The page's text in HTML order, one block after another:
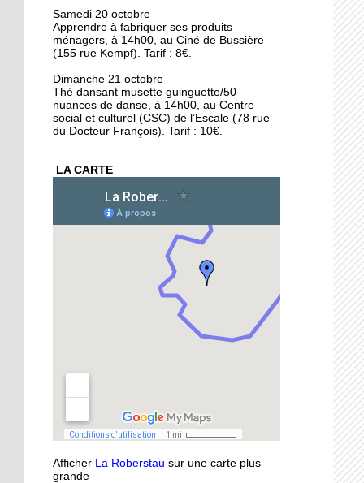
Conseil municipal : la
Cité de l'Ill et les quartiers
au coeur des débats
16 octobre 2018
La forêt de la Robertsau,
un écrin de biodiversité
Végéman : le premier
kebab végan de
Strasbourg plébiscité
Divergences autour de la
protection des animaux
L'école Schwilgué en
11 octobre 2018
Oser parler avec les
marionnettes
11 octobre 2018
Samedi 20 octobre
Apprendre à fabriquer ses produits
ménagers, à 14h00, au Ciné de Bussière
(155 rue Kempf). Tarif : 8€.
Dimanche 21 octobre
Thé dansant musette guinguette/50
nuances de danse, à 14h00, au Centre
social et culturel (CSC) de l’Escale (78 rue
du Docteur François). Tarif : 10€.
LA CARTE
Afficher La Roberstau sur une carte plus
grande